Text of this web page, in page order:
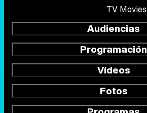
TV Movies
Audiencias
Programación
Vídeos
Fotos